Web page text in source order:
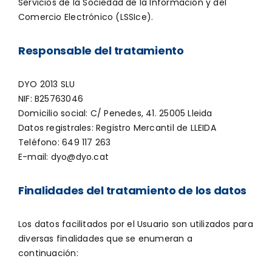
Comercio Electrónico (LSSIce).
Responsable del tratamiento
DYO 2013 SLU
NIF: B25763046
Domicilio social: C/ Penedes, 41. 25005 Lleida
Datos registrales: Registro Mercantil de LLEIDA
Teléfono: 649 117 263
E-mail: dyo@dyo.cat
Finalidades del tratamiento de los datos
Los datos facilitados por el Usuario son utilizados para
diversas finalidades que se enumeran a
continuación: